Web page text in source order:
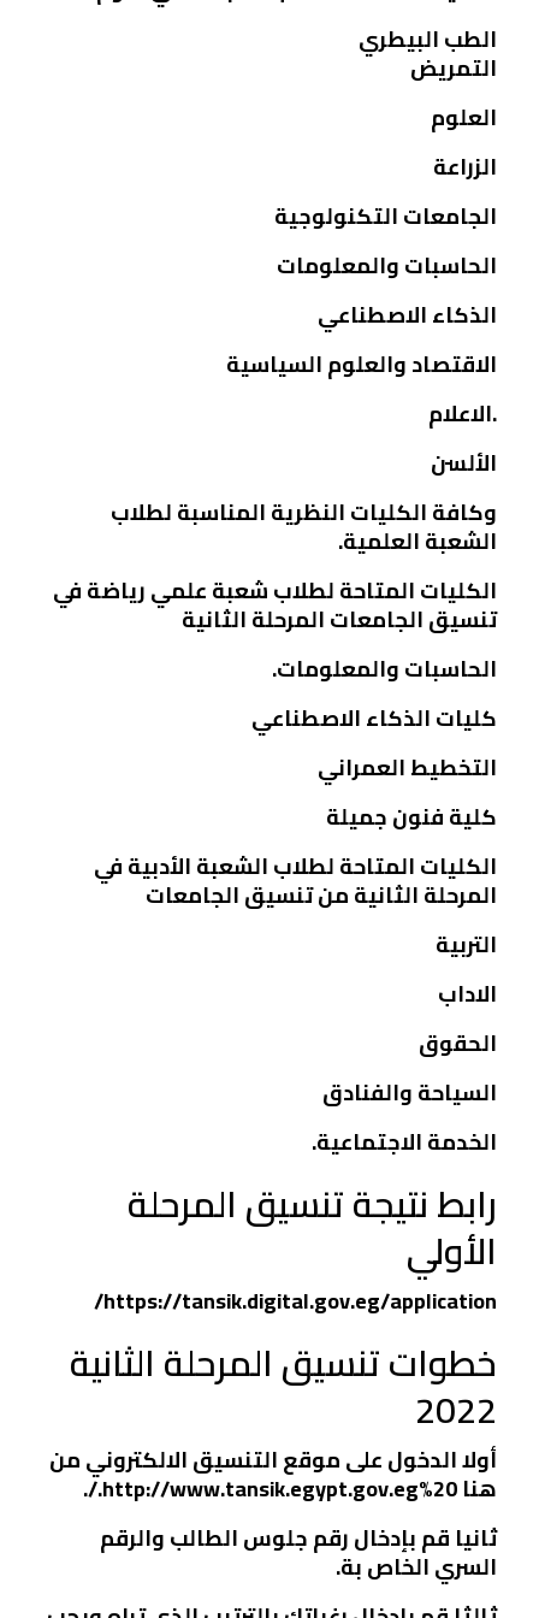
الطب البيطري
التمريض
العلوم
الزراعة
الجامعات التكنولوجية
الحاسبات والمعلومات
الذكاء الاصطناعي
الاقتصاد والعلوم السياسية
.الاعلام
الألسن
وكافة الكليات النظرية المناسبة لطلاب
الشعبة العلمية.
الكليات المتاحة لطلاب شعبة علمي رياضة في
تنسيق الجامعات المرحلة الثانية
الحاسبات والمعلومات.
كليات الذكاء الاصطناعي
التخطيط العمراني
كلية فنون جميلة
الكليات المتاحة لطلاب الشعبة الأدبية في
المرحلة الثانية من تنسيق الجامعات
التربية
الاداب
الحقوق
السياحة والفنادق
الخدمة الاجتماعية.
رابط نتيجة تنسيق المرحلة
الأولي
https://tansik.digital.gov.eg/application/
خطوات تنسيق المرحلة الثانية
2022
أولا الدخول على موقع التنسيق الالكتروني من
هنا http://www.tansik.egypt.gov.eg%20./.
ثانيا قم بإدخال رقم جلوس الطالب والرقم
السري الخاص بة.